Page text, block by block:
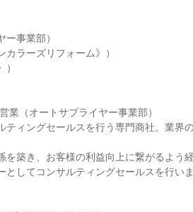
事業部）
ラーズリフォーム》）
（オートサプライヤー事業部）
ティングセールスを行う専門商社。業界
を築き、お客様の利益向上に繋がるよう
してコンサルティングセールスを行いま